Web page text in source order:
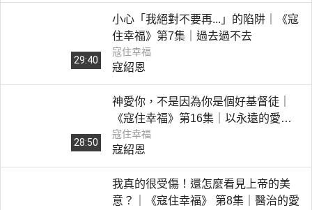
29:40
小心「我絕對不要再...」的陷阱｜《寇
住幸福》第7集｜過去過不去
寇住幸福
寇紹恩
28:50
神愛你，不是因為你是個好基督徒｜
《寇住幸福》第16集｜以永遠的愛愛
你
寇住幸福
寇紹恩
我真的很受傷！還怎麼看見上帝的美
意？｜《寇住幸福》 第8集｜醫治的愛